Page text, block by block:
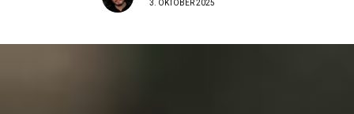
3. OKTOBER 2025